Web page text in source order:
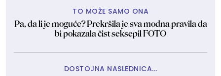
TO MOŽE SAMO ONA
Pa, da li je moguće? Prekršila je sva modna pravila da
bi pokazala čist seksepil FOTO
DOSTOJNA NASLEDNICA...